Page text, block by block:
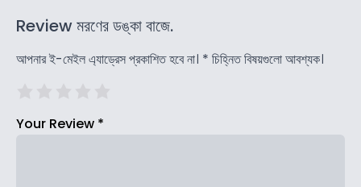
Review মরণের ডঙ্কা বাজে.
আপনার ই-মেইল এ্যাড্রেস প্রকাশিত হবে না। * চিহ্নিত বিষয়গুলো আবশ্যক।
Your Review *